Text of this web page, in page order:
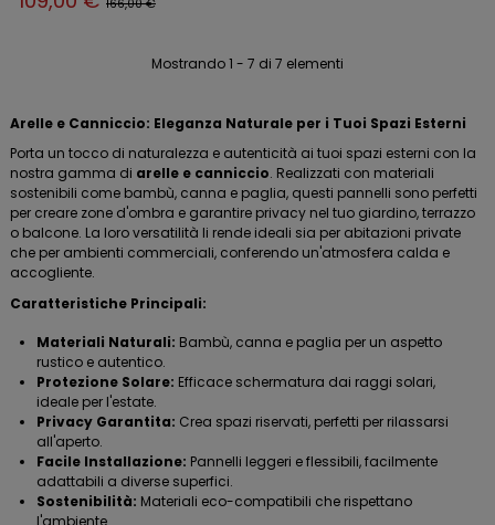
166,00 €
Mostrando 1 - 7 di 7 elementi
Arelle e Canniccio: Eleganza Naturale per i Tuoi Spazi Esterni
Porta un tocco di naturalezza e autenticità ai tuoi spazi esterni con la
nostra gamma di arelle e canniccio. Realizzati con materiali
sostenibili come bambù, canna e paglia, questi pannelli sono perfetti
per creare zone d'ombra e garantire privacy nel tuo giardino, terrazzo
o balcone. La loro versatilità li rende ideali sia per abitazioni private
che per ambienti commerciali, conferendo un'atmosfera calda e
accogliente.
Caratteristiche Principali:
Materiali Naturali: Bambù, canna e paglia per un aspetto
rustico e autentico.
Protezione Solare: Efficace schermatura dai raggi solari,
ideale per l'estate.
Privacy Garantita: Crea spazi riservati, perfetti per rilassarsi
all'aperto.
Facile Installazione: Pannelli leggeri e flessibili, facilmente
adattabili a diverse superfici.
Sostenibilità: Materiali eco-compatibili che rispettano
l'ambiente.